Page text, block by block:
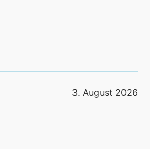
3. August 2026